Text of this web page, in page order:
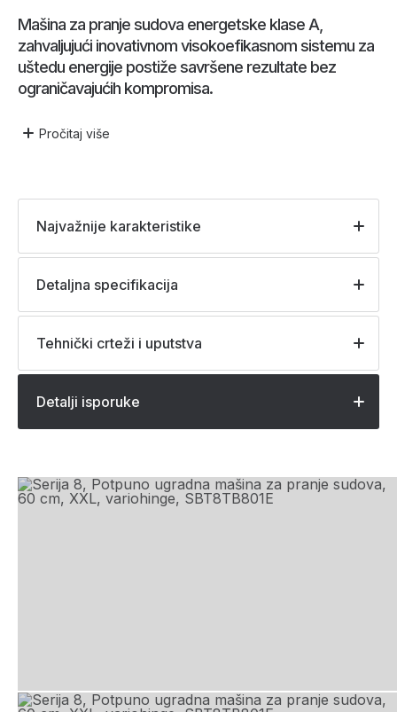
Mašina za pranje sudova energetske klase A,
zahvaljujući inovativnom visokoefikasnom sistemu za
uštedu energije postiže savršene rezultate bez
ograničavajućih kompromisa.
Pročitaj više
Najvažnije karakteristike
Detaljna specifikacija
Tehnički crteži i uputstva
Detalji isporuke